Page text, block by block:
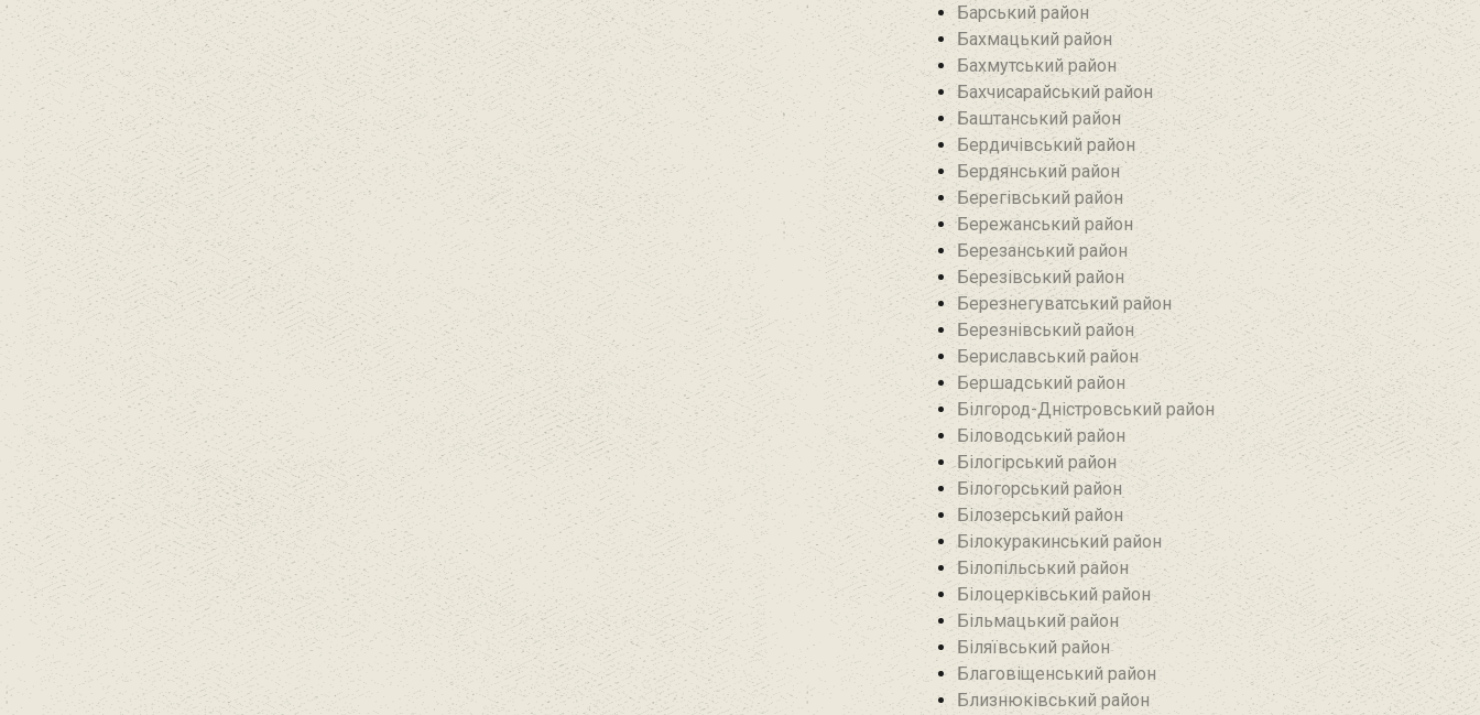
Барський район
Бахмацький район
Бахмутський район
Бахчисарайський район
Баштанський район
Бердичівський район
Бердянський район
Берегівський район
Бережанський район‎
Березанський район‎
Березівський район
Березнегуватський район‎
Березнівський район‎
Бериславський район
Бершадський район
Білгород-Дністровський район
Біловодський район‎
Білогірський район
Білогорський район
Білозерський район
Білокуракинський район‎
Білопільський район
Білоцерківський район
Більмацький район
Біляївський район‎
Благовіщенський район
Близнюківський район